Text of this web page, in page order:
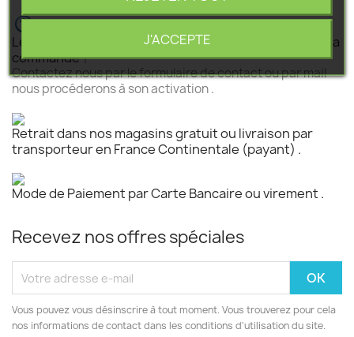
Le produit est disponible mais n 'est pas activé pour la
commande ?
Contactez nous par le formulaire de contact ou par mail
nous procéderons à son activation .
Retrait dans nos magasins gratuit ou livraison par
transporteur en France Continentale (payant) .
Mode de Paiement par Carte Bancaire ou virement .
Recevez nos offres spéciales
Vous pouvez vous désinscrire à tout moment. Vous trouverez pour cela
nos informations de contact dans les conditions d'utilisation du site.
J'ACCEPTE